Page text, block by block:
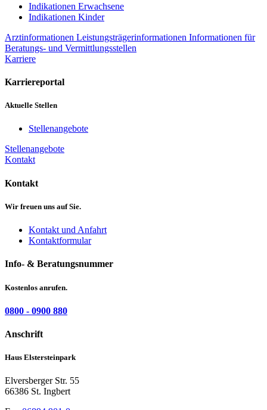
Indikationen Erwachsene
Indikationen Kinder
Arztinformationen Leistungsträgerinformationen Informationen für
Beratungs- und Vermittlungsstellen
Karriere
Karriereportal
Aktuelle Stellen
Stellenangebote
Stellenangebote
Kontakt
Kontakt
Wir freuen uns auf Sie.
Kontakt und Anfahrt
Kontaktformular
Info- & Beratungsnummer
Kostenlos anrufen.
0800 - 0900 880
Anschrift
Haus Elstersteinpark
Elversberger Str. 55
66386 St. Ingbert